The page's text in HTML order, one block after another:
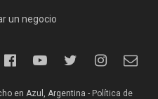
un negocio
en Azul, Argentina - Política de